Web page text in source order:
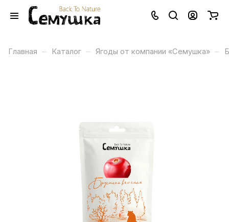
Главная – Каталог – Ягоды от компании «Семушка» –